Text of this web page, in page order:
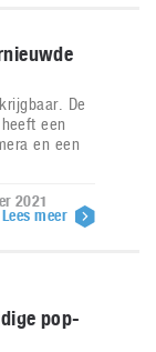
De
een
en een
2021
Lees meer
pop-